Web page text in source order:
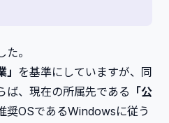
。
を基準にしていますが、同
ば、現在の所属先である 「公
奨OSであるWindowsに従う